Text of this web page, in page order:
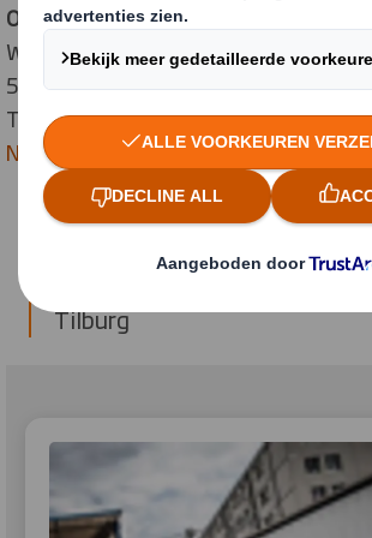
Of bezoek ons:
Wegastraat 2
5015 BS Tilburg
The Netherlands
Navigeer met Google maps
Relevante artikelen
Tilburg